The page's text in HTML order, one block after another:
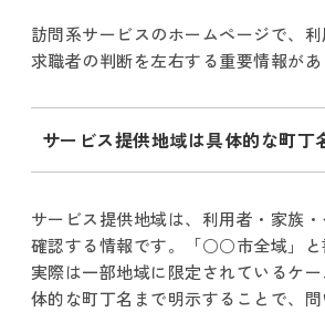
訪問系サービスのホームページで、利
求職者の判断を左右する重要情報があ
サービス提供地域は具体的な町丁
サービス提供地域は、利用者・家族
確認する情報です。「○○市全域」と
実際は一部地域に限定されているケ
体的な町丁名まで明示することで、